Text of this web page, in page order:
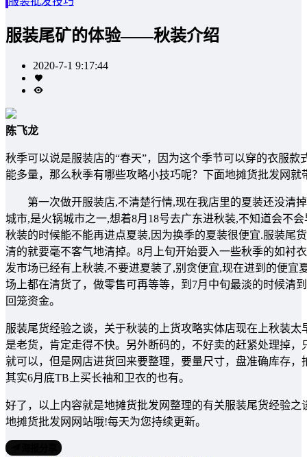
服装尾矿的体验——秋装介绍
2020-7-1 9:17:44
陈飞龙
秋季可以说是服装店的“春天”，因为这个季节可以穿的衣服
能多量，那么秋季有哪些攻略小技巧呢？下面地摊货批发网
第一次做开服装店,不清楚行情,现在我店里的夏装还没清掉
城市,是火锅城市之一,想着8月18号去广东进秋装,不知道会不
秋装的时候能不能再进点夏装,因为换季的夏装很便宜.服装尾
清的就要毫不客气地清掉。8月上旬开始要入一些秋季的如衬
发市场已经有上秋装,不要进夏装了,别贪便宜,现在进到的便
场上都在清货了，做零售可再等等，到7月中旬最淡的时候清
回笼资金。
服装尾货经验之谈，关于秋装的上货攻略实体店现在上秋装
是老货，肯定走得不快。另外断码的，不好卖的赶紧处理掉
就可以，但是网店进货回来要整理，要量尺寸，盘准确库存
其实6月底TB上买长袖和卫衣的也有。
好了，以上内容就是地摊货批发网整理的有关服装尾货经验
地摊货批发网网站哦!每天为您持续更新。